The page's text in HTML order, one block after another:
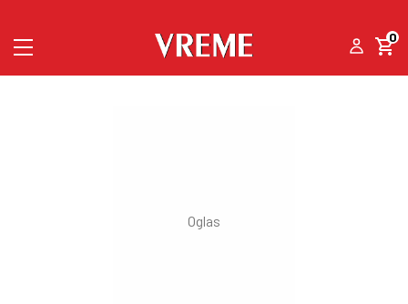
0